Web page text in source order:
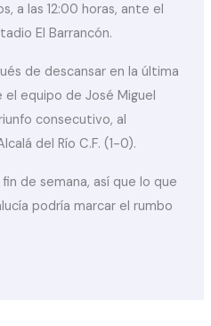
a las 12:00 horas, ante el
El Barrancón.
de descansar en la última
equipo de José Miguel
consecutivo, al
del Río C.F. (1-0).
de semana, así que lo que
podría marcar el rumbo